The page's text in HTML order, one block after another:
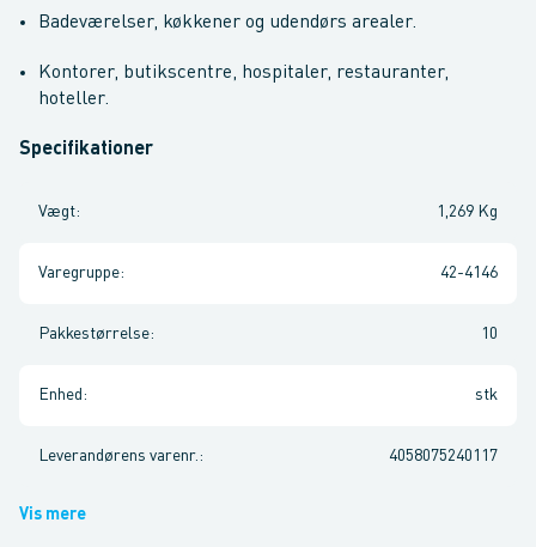
Badeværelser, køkkener og udendørs arealer.
Kontorer, butikscentre, hospitaler, restauranter,
hoteller.
Specifikationer
Vægt: 1,269 Kg
Varegruppe: 42-4146
Pakkestørrelse: 10
Enhed : stk
Leverandørens varenr. : 4058075240117
Vis mere